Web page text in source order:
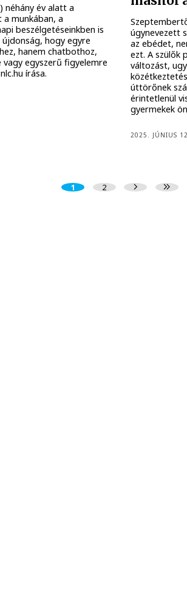
néhány év alatt a
munkában, a
beszélgetéseinkben is
újdonság, hogy egyre
hanem chatbothoz,
egyszerű figyelemre
írása.
úgynevezett
az ebédet,
ezt. A szülők
változást,
úttörőnek
érintetlenül
gyermekek
2025. JÚNIUS
1 2